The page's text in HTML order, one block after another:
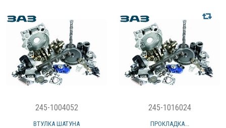
245-1004052
ВТУЛКА ШАТУНА
245-1016024
ПРОКЛАДКА...